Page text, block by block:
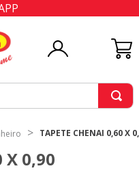
TAPETE CHENAI 0,60 X
X 0,90